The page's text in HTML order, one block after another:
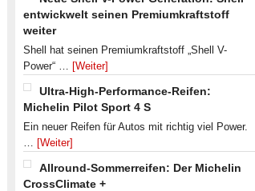
entwickwelt seinen Premiumkraftstoff
weiter
Shell hat seinen Premiumkraftstoff „Shell V-
Power“ … [Weiter]
Ultra-High-Performance-Reifen:
Michelin Pilot Sport 4 S
Ein neuer Reifen für Autos mit richtig viel Power.
… [Weiter]
Allround-Sommerreifen: Der Michelin
CrossClimate +